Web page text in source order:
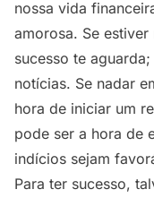
nossa vida
amorosa. Se
sucesso te
notícias. Se nadar
hora de iniciar um
pode ser a hora de
indícios sejam
Para ter sucesso,